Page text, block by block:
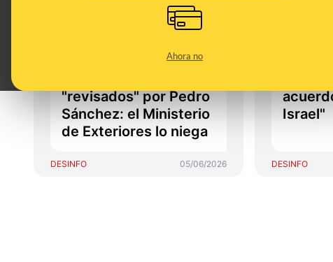
Ahora no
Qué sabemos de si
del Papa en su visita a
"revisados" por Pedro
Sánchez: el Ministerio
de Exteriores lo niega
DESINFO 05/06/2026
No,
este
Israel"
DESINFO